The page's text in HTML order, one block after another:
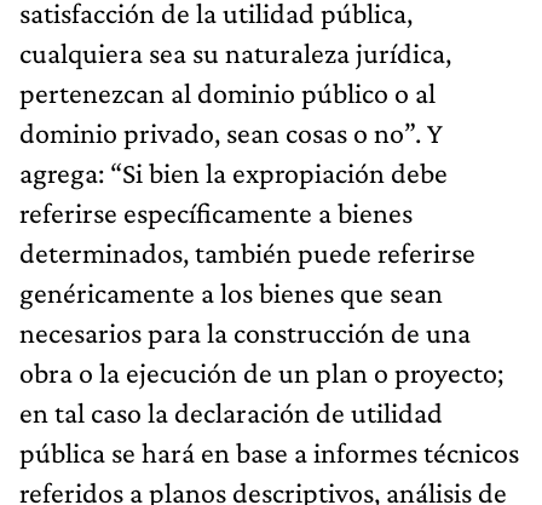
satisfacción de la utilidad pública,
cualquiera sea su naturaleza jurídica,
pertenezcan al dominio público o al
dominio privado, sean cosas o no”. Y
agrega: “Si bien la expropiación debe
referirse específicamente a bienes
determinados, también puede referirse
genéricamente a los bienes que sean
necesarios para la construcción de una
obra o la ejecución de un plan o proyecto;
en tal caso la declaración de utilidad
pública se hará en base a informes técnicos
referidos a planos descriptivos, análisis de